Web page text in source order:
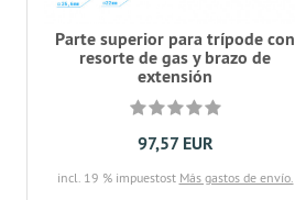
Parte superior para trípode con
resorte de gas y brazo de
extensión
97,57 EUR
incl. 19 % impuestost Más gastos de envío.